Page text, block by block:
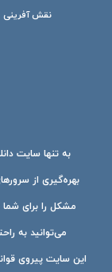
نقش آفرینی
به تنها سایت
بهره‌گیری از
مشکل را برای شما
می‌توانید به
این سایت پیروی